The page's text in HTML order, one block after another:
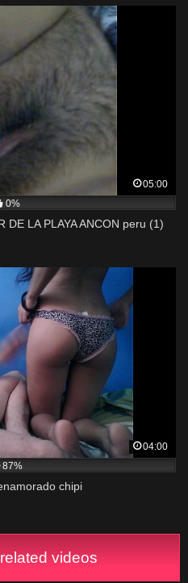
05:00
0%
DE LA PLAYA ANCON peru (1)
04:00
87%
chipi
videos